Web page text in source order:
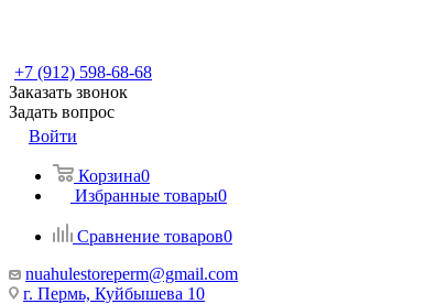
+7 (912) 598-68-68
Заказать звонок
Задать вопрос
Войти
Корзина0
Избранные товары0
Сравнение товаров0
nuahulestoreperm@gmail.com
г. Пермь, Куйбышева 10